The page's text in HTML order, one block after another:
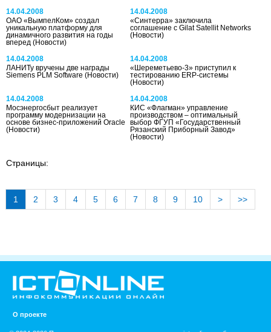
14.04.2008
ОАО «ВымпелКом» создал
уникальную платформу для
динамичного развития на годы
вперед (Новости)
14.04.2008
«Синтерра» заключила
соглашение с Gilat Satellit Networks
(Новости)
14.04.2008
ЛАНИТу вручены две награды
Siemens PLM Software (Новости)
14.04.2008
«Шереметьево-3» приступил к
тестированию ERP-системы
(Новости)
14.04.2008
Мосэнергосбыт реализует
программу модернизации на
основе бизнес-приложений Oracle
(Новости)
14.04.2008
КИС «Флагман» управление
производством – оптимальный
выбор ФГУП «Государственный
Рязанский Приборный Завод»
(Новости)
Страницы:
1 2 3 4 5 6 7 8 9 10 > >>
О проекте